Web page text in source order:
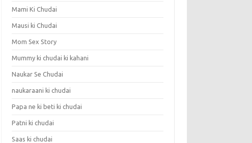
Mami Ki Chudai
Mausi ki Chudai
Mom Sex Story
Mummy ki chudai ki kahani
Naukar Se Chudai
naukaraani ki chudai
Papa ne ki beti ki chudai
Patni ki chudai
Saas ki chudai